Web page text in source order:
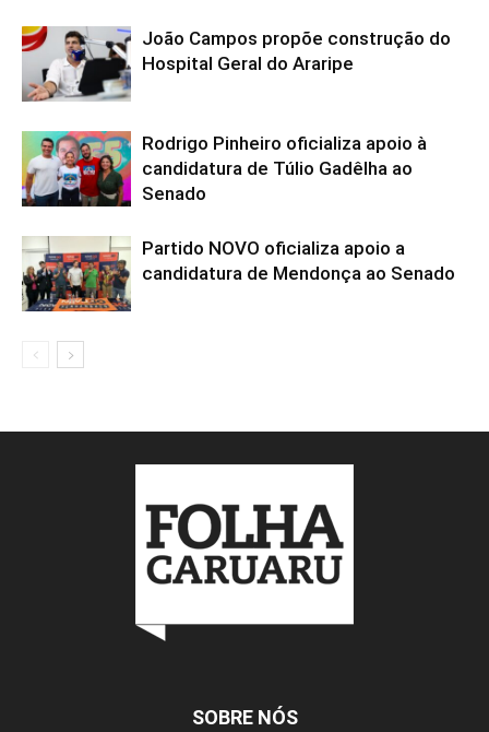
João Campos propõe construção do
Hospital Geral do Araripe
Rodrigo Pinheiro oficializa apoio à
candidatura de Túlio Gadêlha ao
Senado
Partido NOVO oficializa apoio a
candidatura de Mendonça ao Senado
SOBRE NÓS